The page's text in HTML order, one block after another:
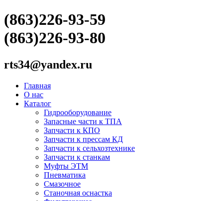
(863)226-93-59
(863)226-93-80
rts34@yandex.ru
Главная
О нас
Каталог
Гидрооборудование
Запасные части к ТПА
Запчасти к КПО
Запчасти к прессам КД
Запчасти к сельхозтехнике
Запчасти к станкам
Муфты ЭТМ
Пневматика
Смазочное
Станочная оснастка